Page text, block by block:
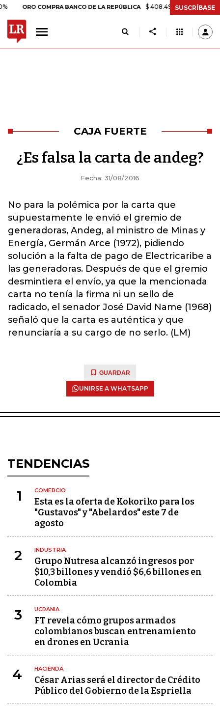
ORO COMPRA BANCO DE LA REPÚBLICA $ 408.498,97 +$ 8.753,81
SUSCRÍBASE
CAJA FUERTE
¿Es falsa la carta de andeg?
Fecha: 31/08/2016
No para la polémica por la carta que
supuestamente le envió el gremio de
generadoras, Andeg, al ministro de Minas y
Energía, Germán Arce (1972), pidiendo
solución a la falta de pago de Electricaribe a
las generadoras. Después de que el gremio
desmintiera el envío, ya que la mencionada
carta no tenía la firma ni un sello de
radicado, el senador José David Name (1968)
señaló que la carta es auténtica y que
renunciaría a su cargo de no serlo. (LM)
GUARDAR
UNIRSE A WHATSAPP
TENDENCIAS
1 COMERCIO
Esta es la oferta de Kokoriko para los
"Gustavos" y "Abelardos" este 7 de
agosto
2 INDUSTRIA
Grupo Nutresa alcanzó ingresos por
$10,3 billones y vendió $6,6 billones en
Colombia
3 UCRANIA
FT revela cómo grupos armados
colombianos buscan entrenamiento
en drones en Ucrania
4 HACIENDA
César Arias será el director de Crédito
Público del Gobierno de la Espriella